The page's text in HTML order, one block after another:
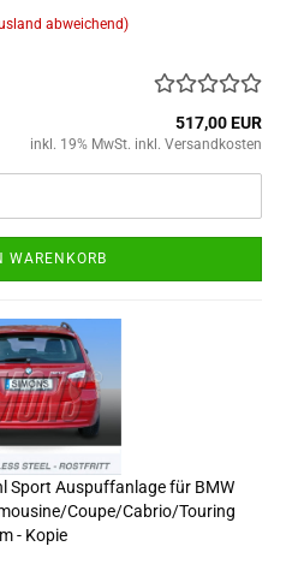
abweichend)
517,00 EUR
inkl. 19% MwSt. inkl. Versandkosten
WARENKORB
Sport Auspuffanlage für BMW
Coupe/Cabrio/Touring
- Kopie